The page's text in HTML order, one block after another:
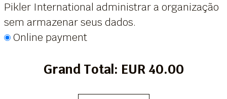
Pikler International administrar a organização
sem armazenar seus dados.
Online payment
Grand Total: EUR 40.00